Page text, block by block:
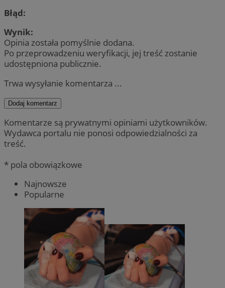
Błąd:
Wynik:
Opinia została pomyślnie dodana.
Po przeprowadzeniu weryfikacji, jej treść zostanie
udostępniona publicznie.
Trwa wysyłanie komentarza ...
Dodaj komentarz
Komentarze są prywatnymi opiniami użytkowników.
Wydawca portalu nie ponosi odpowiedzialności za
treść.
* pola obowiązkowe
Najnowsze
Popularne